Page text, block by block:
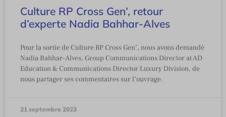
Culture RP Cross Gen’, retour
d’experte Nadia Bahhar-Alves
Pour la sortie de Culture RP Cross Gen’, nous avons demandé
Nadia Bahhar-Alves, Group Communications Director at AD
Education & Communications Director Luxury Division, de
nous partager ses commentaires sur l’ouvrage.
21 septembre 2023